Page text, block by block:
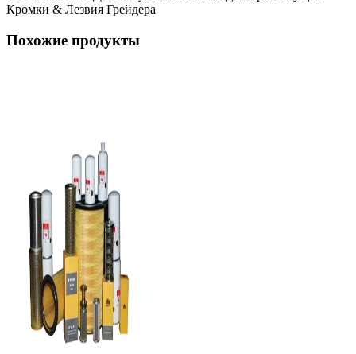
Кромки & Лезвия Грейдера
Похожие продукты